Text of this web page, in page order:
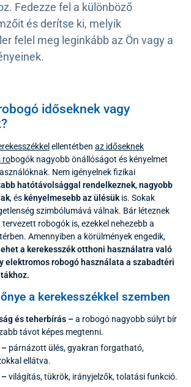
Fedezze fel a különböző
és derítse ki, melyik
felel meg leginkább az Ön vagy a
időseknek vagy
ellentétben az időseknek
robogók nagyobb önállóságot és kényelmet
Nem igényelnek fizikai
hatótávolsággal rendelkeznek,nagyobb
, és kényelmesebb az ülésükis. Sokak
szimbólumává válnak. Bár léteznek
robogók is, ezekkel nehezebb a
Amennyiben a körülmények engedik,
a kerekesszék otthoni használatra való
elektromos robogó használata a szabadtéri
a kerekesszékkel szemben
és teherbírás –a robogó nagyobb súlyt bír
távot képes megtenni.
–párnázott ülés, gyakran forgatható,
ellátva.
–világítás, tükrök, irányjelzők, tolatási funkció.